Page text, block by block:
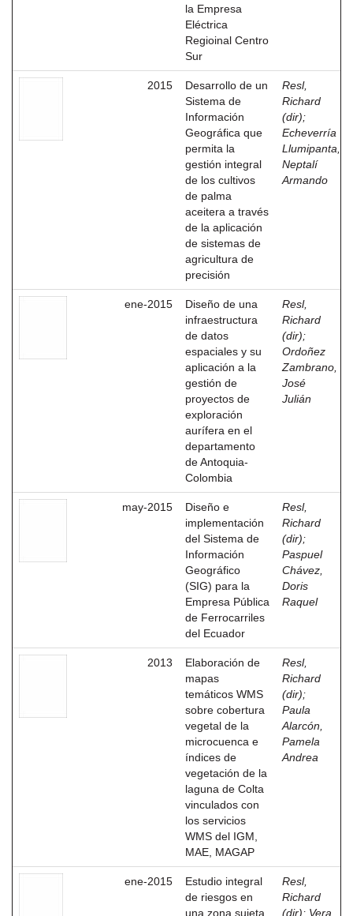
la Empresa
Eléctrica
Regioinal Centro
Sur
2015
Desarrollo de un
Sistema de
Información
Geográfica que
permita la
gestión integral
de los cultivos
de palma
aceitera a través
de la aplicación
de sistemas de
agricultura de
precisión
Resl,
Richard
(dir);
Echeverría
Llumipanta,
Neptalí
Armando
ene-2015
Diseño de una
infraestructura
de datos
espaciales y su
aplicación a la
gestión de
proyectos de
exploración
aurífera en el
departamento
de Antoquia-
Colombia
Resl,
Richard
(dir);
Ordoñez
Zambrano,
José
Julián
may-2015
Diseño e
implementación
del Sistema de
Información
Geográfico
(SIG) para la
Empresa Pública
de Ferrocarriles
del Ecuador
Resl,
Richard
(dir);
Paspuel
Chávez,
Doris
Raquel
2013
Elaboración de
mapas
temáticos WMS
sobre cobertura
vegetal de la
microcuenca e
índices de
vegetación de la
laguna de Colta
vinculados con
los servicios
WMS del IGM,
MAE, MAGAP
Resl,
Richard
(dir);
Paula
Alarcón,
Pamela
Andrea
ene-2015
Estudio integral
de riesgos en
una zona sujeta
Resl,
Richard
(dir); Vera